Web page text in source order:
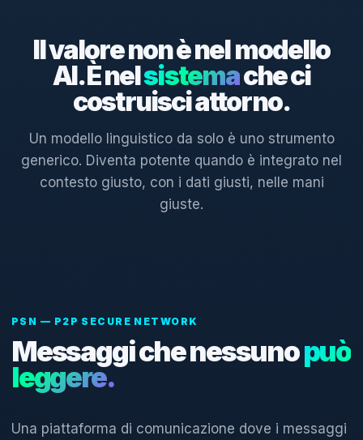
Il valore non è nel modello
AI. È nelsistemache ci
costruisci attorno.
Un modello linguistico da solo è uno strumento
generico. Diventa potente quando è integrato nel
contesto giusto, con i dati giusti, nelle mani
giuste.
PSN — P2P SECURE NETWORK
Messaggi che nessunopuò
leggere.
Una piattaforma di comunicazione dove i messaggi